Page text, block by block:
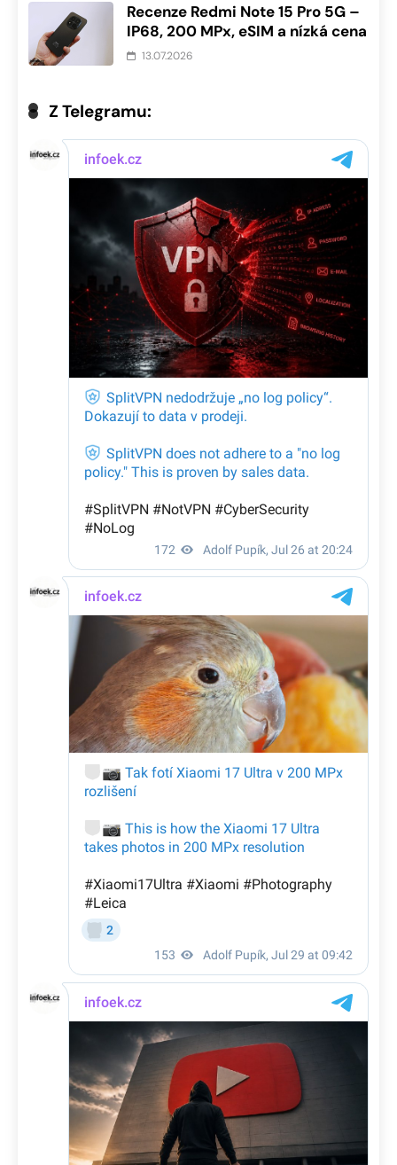
Recenze Redmi Note 15 Pro 5G –
IP68, 200 MPx, eSIM a nízká cena
13.07.2026
Z Telegramu: